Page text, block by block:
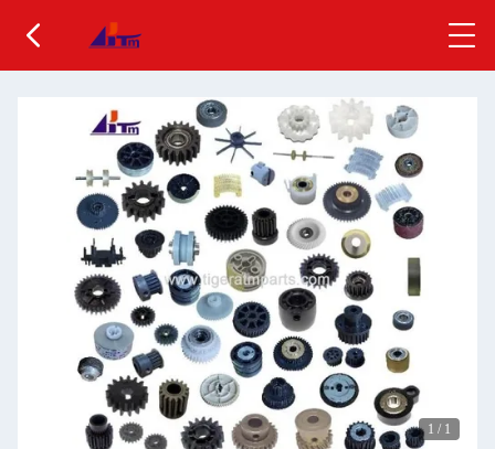
1 / 1